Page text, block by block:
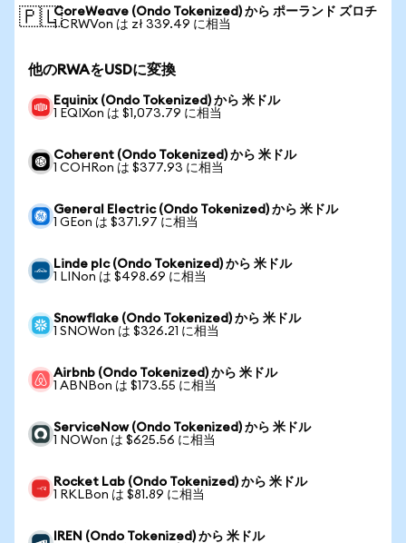
🇵🇱CoreWeave (Ondo Tokenized) から ポーランド ズロチ
1 CRWVon は zł 339.49 に相当
他のRWAをUSDに変換
Equinix (Ondo Tokenized) から 米ドル
1 EQIXon は $1,073.79 に相当
Coherent (Ondo Tokenized) から 米ドル
1 COHRon は $377.93 に相当
General Electric (Ondo Tokenized) から 米ドル
1 GEon は $371.97 に相当
Linde plc (Ondo Tokenized) から 米ドル
1 LINon は $498.69 に相当
Snowflake (Ondo Tokenized) から 米ドル
1 SNOWon は $326.21 に相当
Airbnb (Ondo Tokenized) から 米ドル
1 ABNBon は $173.55 に相当
ServiceNow (Ondo Tokenized) から 米ドル
1 NOWon は $625.56 に相当
Rocket Lab (Ondo Tokenized) から 米ドル
1 RKLBon は $81.89 に相当
IREN (Ondo Tokenized) から 米ドル